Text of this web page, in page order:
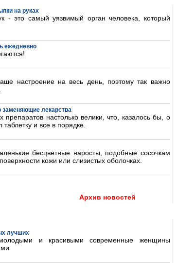
на руках
- это самый уязвимый орган человека, который
ежедневно
настроение на весь день, поэтому так важно
заменяющие лекарства
препаратов настолько велики, что, казалось бы, о
и все в порядке.
бесцветные наросты, подобные сосочкам
кожи или слизистых оболочках.
Архив новостей
лучших
и красивыми современные женщины